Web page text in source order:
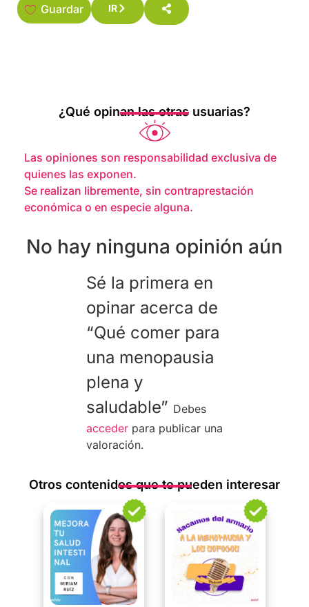
Guardar IR
¿Qué opinan las otras usuarias?
Las opiniones son responsabilidad exclusiva de
quienes las exponen.
Se realizan libremente, sin contraprestación
económica o en especie alguna.
No hay ninguna opinión aún
Sé la primera en
opinar acerca de
“Qué comer para
una menopausia
plena y
saludable” Debes
accederpara publicar una
valoración.
Otros contenidos que te pueden interesar